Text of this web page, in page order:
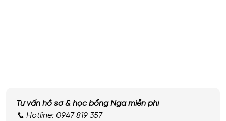
Tư vấn hồ sơ & học bổng Nga miễn phí
📞 Hotline: 0947 819 357